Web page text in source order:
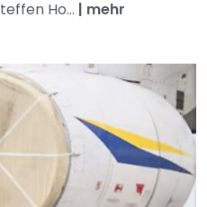
Ho... | mehr